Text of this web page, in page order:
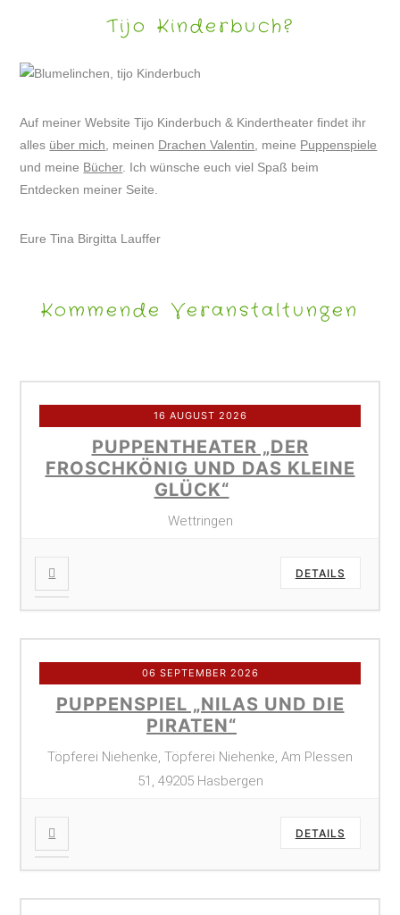
Tijo Kinderbuch?
Auf meiner Website Tijo Kinderbuch & Kindertheater findet ihr
alles über mich , meinen Drachen Valentin , meine Puppenspiele
und meine Bücher. Ich wünsche euch viel Spaß beim
Entdecken meiner Seite.
Eure Tina Birgitta Lauffer
Kommende Veranstaltungen
16 AUGUST 2026
PUPPENTHEATER „DER
FROSCHKÖNIG UND DAS KLEINE
GLÜCK“
Wettringen
DETAILS
06 SEPTEMBER 2026
PUPPENSPIEL „NILAS UND DIE
PIRATEN“
Töpferei Niehenke, Töpferei Niehenke, Am Plessen
51, 49205 Hasbergen
DETAILS